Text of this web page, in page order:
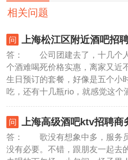
相关问题
答： 公司团建去了，十几个
个酒难喝死价格实惠，离家又近
生日预订的套餐，好像是五个小
吃，还有十几瓶rio，就感觉这个
上海高级酒吧ktv招聘商
答： 歌没有想象中多，服务员
没有必要。不错，跟朋友一起去